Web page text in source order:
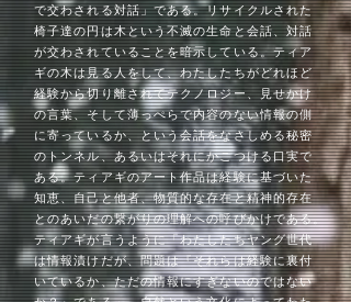
で交わされる対話」である。リサイクルされた
椅子達の円は木という不滅の生命と会話、対話
が交わされていることを暗示している。ティア
ギの木は見る人をして、わたしたちがどれほど
経験から切り離されてテクノロジー、見せかけ
の言葉、そして薄っぺらで内容のない情報の側
に寄っているか、という会話をなさしめる秘密
のトンネル、あるいはそれにかこつける口実で
ある。ティアギのアート作品は経験に基づいた
知恵、自己と他者、物質的な存在と精神的存在
とのあいだの繋がりの理解への呼びかけである。
ティアギが言うように「わたしたちヤング世代
は情報漬けだが、問題は『それらは経験に裏付
いているか、ただの情報にすぎないのではない